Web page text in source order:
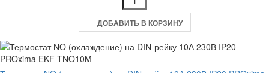
ДОБАВИТЬ В КОРЗИНУ